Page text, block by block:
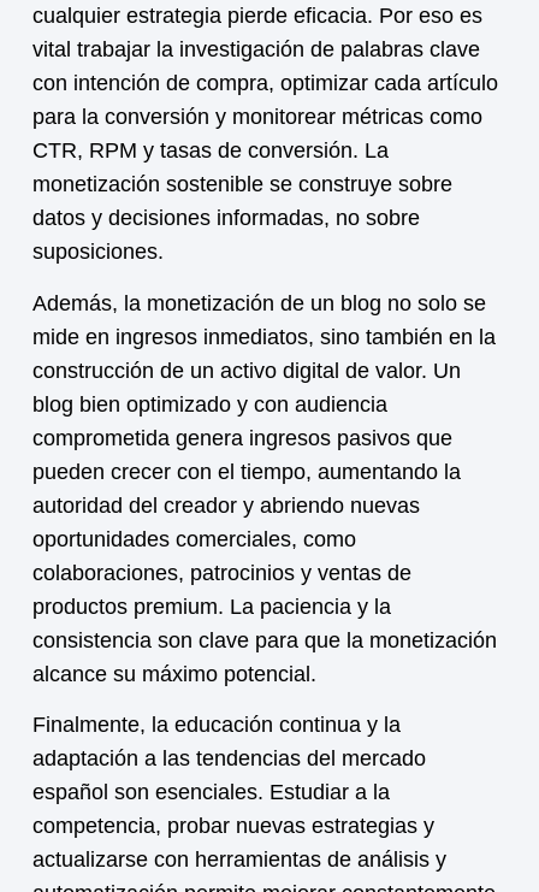
cualquier estrategia pierde eficacia. Por eso es
vital trabajar la investigación de palabras clave
con intención de compra, optimizar cada artículo
para la conversión y monitorear métricas como
CTR, RPM y tasas de conversión. La
monetización sostenible se construye sobre
datos y decisiones informadas, no sobre
suposiciones.
Además, la monetización de un blog no solo se
mide en ingresos inmediatos, sino también en la
construcción de un activo digital de valor. Un
blog bien optimizado y con audiencia
comprometida genera ingresos pasivos que
pueden crecer con el tiempo, aumentando la
autoridad del creador y abriendo nuevas
oportunidades comerciales, como
colaboraciones, patrocinios y ventas de
productos premium. La paciencia y la
consistencia son clave para que la monetización
alcance su máximo potencial.
Finalmente, la educación continua y la
adaptación a las tendencias del mercado
español son esenciales. Estudiar a la
competencia, probar nuevas estrategias y
actualizarse con herramientas de análisis y